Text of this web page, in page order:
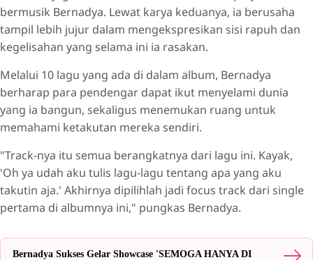
bermusik Bernadya. Lewat karya keduanya, ia berusaha
tampil lebih jujur dalam mengekspresikan sisi rapuh dan
kegelisahan yang selama ini ia rasakan.
Melalui 10 lagu yang ada di dalam album, Bernadya
berharap para pendengar dapat ikut menyelami dunia
yang ia bangun, sekaligus menemukan ruang untuk
memahami ketakutan mereka sendiri.
"Track-nya itu semua berangkatnya dari lagu ini. Kayak,
'Oh ya udah aku tulis lagu-lagu tentang apa yang aku
takutin aja.' Akhirnya dipilihlah jadi focus track dari single
pertama di albumnya ini," pungkas Bernadya.
Bernadya Sukses Gelar Showcase 'SEMOGA HANYA DI